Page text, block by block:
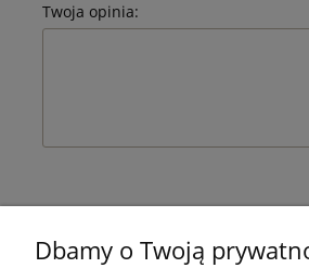
Twoja opinia:
Dbamy o Twoją